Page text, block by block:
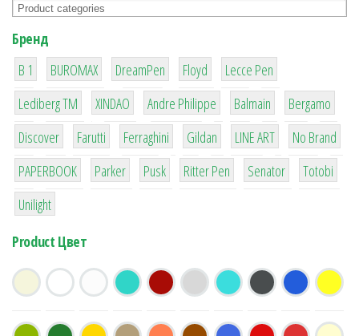
Бренд
B 1
1
BUROMAX
1
DreamPen
2
Floyd
2
Lecce Pen
3
Lediberg ТМ
3
XINDAO
1
Andre Philippe
4
Balmain
26
Bergamo
64
Discover
299
Farutti
4
Ferraghini
42
Gildan
4
LINE ART
90
No Brand
8
PAPERBOOK
6
Parker
2
Pusk
22
Ritter Pen
15
Senator
43
Totobi
1
Unilight
Product Цвет